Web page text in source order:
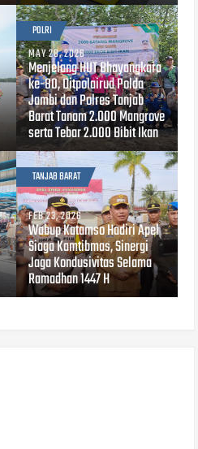
POLRI
MAY 28, 2026
Menjelang HUT Bhayangkara
ke-80, Ditpolairud Polda
Jambi dan Polres Tanjab
Barat Tanam 2.000 Mangrove
serta Tebar 2.000 Bibit Ikan
TANJAB BARAT
FEB 23, 2026
Wabup Katamso Hadiri Apel
Siaga Kamtibmas, Sinergi
Jaga Kondusivitas Selama
Ramadhan 1447 H